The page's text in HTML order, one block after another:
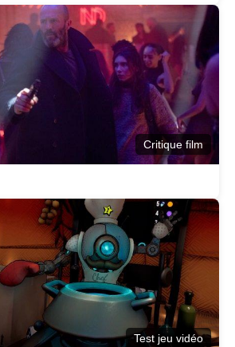
Critique film
Test jeu vidéo